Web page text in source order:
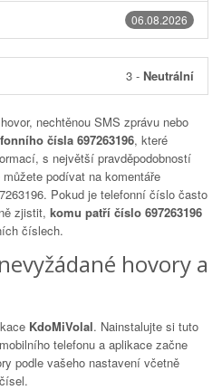
06.08.2026
3 - Neutrální
nechtěnou SMS zprávu nebo
čísla 697263196, které
s největší pravděpodobností
podívat na komentáře
. Pokud je telefonní číslo často
zjistit, komu patří číslo 697263196
číslech.
hovory a
KdoMiVolal. Nainstalujte si tuto
telefonu a aplikace začne
podle vašeho nastavení včetně